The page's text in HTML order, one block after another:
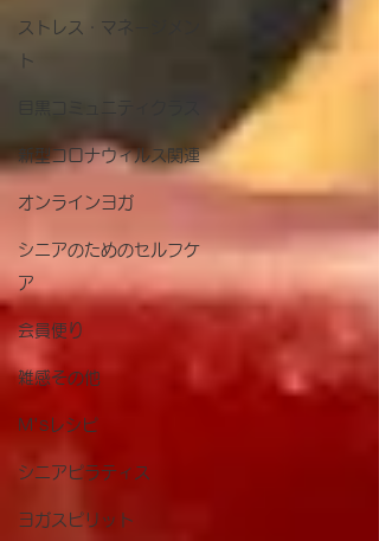
ストレス・マネージメン
ト
目黒コミュニティクラス
新型コロナウィルス関連
オンラインヨガ
シニアのためのセルフケ
ア
会員便り
雑感その他
M'sレシピ
シニアピラティス
ヨガスピリット